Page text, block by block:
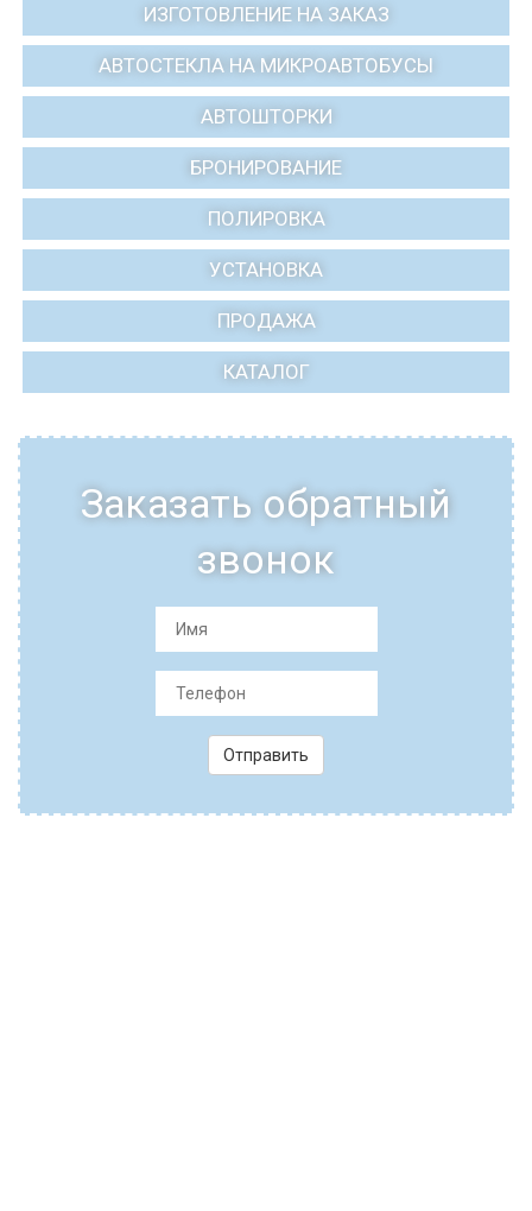
ИЗГОТОВЛЕНИЕ НА ЗАКАЗ
АВТОСТЕКЛА НА МИКРОАВТОБУСЫ
АВТОШТОРКИ
БРОНИРОВАНИЕ
ПОЛИРОВКА
УСТАНОВКА
ПРОДАЖА
КАТАЛОГ
Заказать обратный
звонок
Отправить